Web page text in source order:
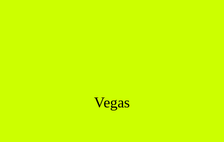
Vegas